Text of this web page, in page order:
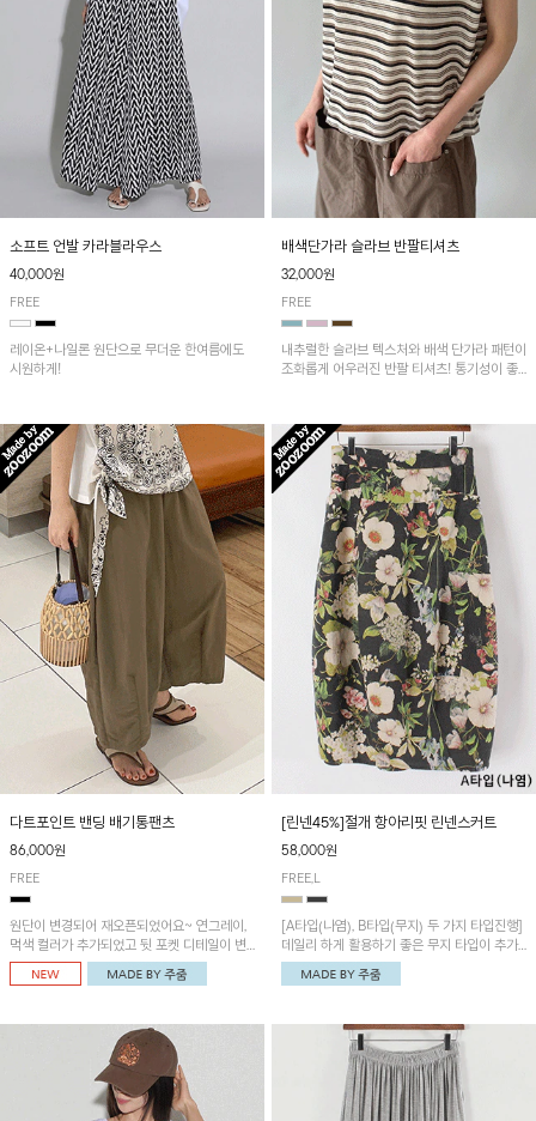
소프트 언발 카라블라우스
40,000원
FREE
레이온+나일론 원단으로 무더운 한여름에도
시원하게!
배색단가라 슬라브 반팔티셔츠
32,000원
FREE
내추럴한 슬라브 텍스처와 배색 단가라 패턴이
조화롭게 어우러진 반팔 티셔츠! 통기성이 좋
다트포인트 밴딩 배기통팬츠
86,000원
FREE
원단이 변경되어 재오픈되었어요~ 연그레이,
먹색 컬러가 추가되었고 뒷 포켓 디테일이 변
경되었습니다~가볍고 시원하게 착용되는 배
기통팬츠! 허리밴딩과 여유로운 통으로 편안해
[린넨45%]절개 항아리핏 린넨스커트
58,000원
FREE,L
[A타입(나염), B타입(무지) 두 가지 타입진행]
데일리 하게 활용하기 좋은 무지 타입이 추가
되었어요~ 볼륨감 있는 항아리핏 실루엣이 유
니크하며 포켓디테일이 POINT!